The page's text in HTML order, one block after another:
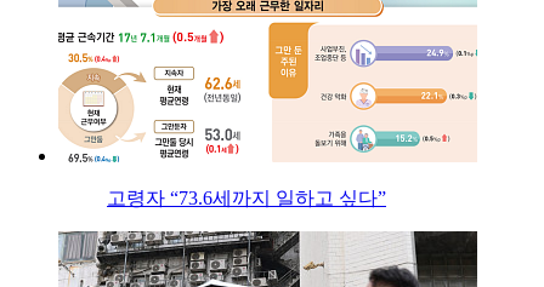
고령자 “73.6세까지 일하고 싶다”